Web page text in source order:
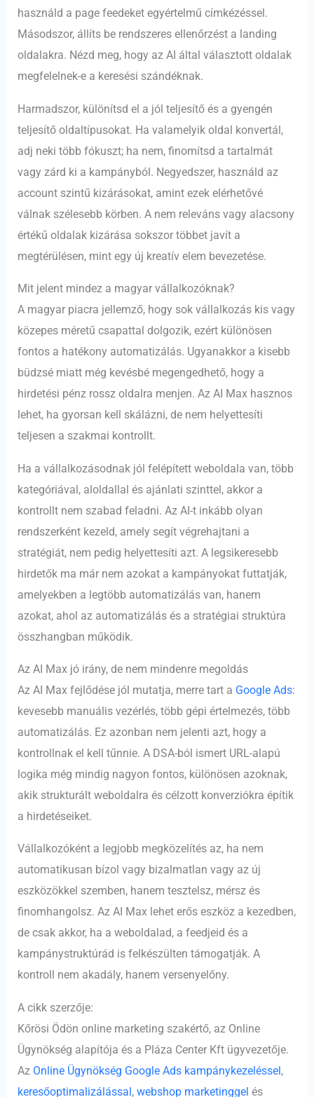
használd a page feedeket egyértelmű címkézéssel.
Másodszor, állíts be rendszeres ellenőrzést a landing
oldalakra. Nézd meg, hogy az AI által választott oldalak
megfelelnek-e a keresési szándéknak.
Harmadszor, különítsd el a jól teljesítő és a gyengén
teljesítő oldaltípusokat. Ha valamelyik oldal konvertál,
adj neki több fókuszt; ha nem, finomítsd a tartalmát
vagy zárd ki a kampányból. Negyedszer, használd az
account szintű kizárásokat, amint ezek elérhetővé
válnak szélesebb körben. A nem releváns vagy alacsony
értékű oldalak kizárása sokszor többet javít a
megtérülésen, mint egy új kreatív elem bevezetése.
Mit jelent mindez a magyar vállalkozóknak?
A magyar piacra jellemző, hogy sok vállalkozás kis vagy
közepes méretű csapattal dolgozik, ezért különösen
fontos a hatékony automatizálás. Ugyanakkor a kisebb
büdzsé miatt még kevésbé megengedhető, hogy a
hirdetési pénz rossz oldalra menjen. Az AI Max hasznos
lehet, ha gyorsan kell skálázni, de nem helyettesíti
teljesen a szakmai kontrollt.
Ha a vállalkozásodnak jól felépített weboldala van, több
kategóriával, aloldallal és ajánlati szinttel, akkor a
kontrollt nem szabad feladni. Az AI-t inkább olyan
rendszerként kezeld, amely segít végrehajtani a
stratégiát, nem pedig helyettesíti azt. A legsikeresebb
hirdetők ma már nem azokat a kampányokat futtatják,
amelyekben a legtöbb automatizálás van, hanem
azokat, ahol az automatizálás és a stratégiai struktúra
összhangban működik.
Az AI Max jó irány, de nem mindenre megoldás
Az AI Max fejlődése jól mutatja, merre tart a Google Ads:
kevesebb manuális vezérlés, több gépi értelmezés, több
automatizálás. Ez azonban nem jelenti azt, hogy a
kontrollnak el kell tűnnie. A DSA-ból ismert URL-alapú
logika még mindig nagyon fontos, különösen azoknak,
akik strukturált weboldalra és célzott konverziókra építik
a hirdetéseiket.
Vállalkozóként a legjobb megközelítés az, ha nem
automatikusan bízol vagy bizalmatlan vagy az új
eszközökkel szemben, hanem tesztelsz, mérsz és
finomhangolsz. Az AI Max lehet erős eszköz a kezedben,
de csak akkor, ha a weboldalad, a feedjeid és a
kampánystruktúrád is felkészülten támogatják. A
kontroll nem akadály, hanem versenyelőny.
A cikk szerzője:
Kőrösi Ödön online marketing szakértő, az Online
Ügynökség alapítója és a Pláza Center Kft ügyvezetője.
Az Online Ügynökség Google Ads kampánykezeléssel,
keresőoptimalizálással,webshop marketinggel és